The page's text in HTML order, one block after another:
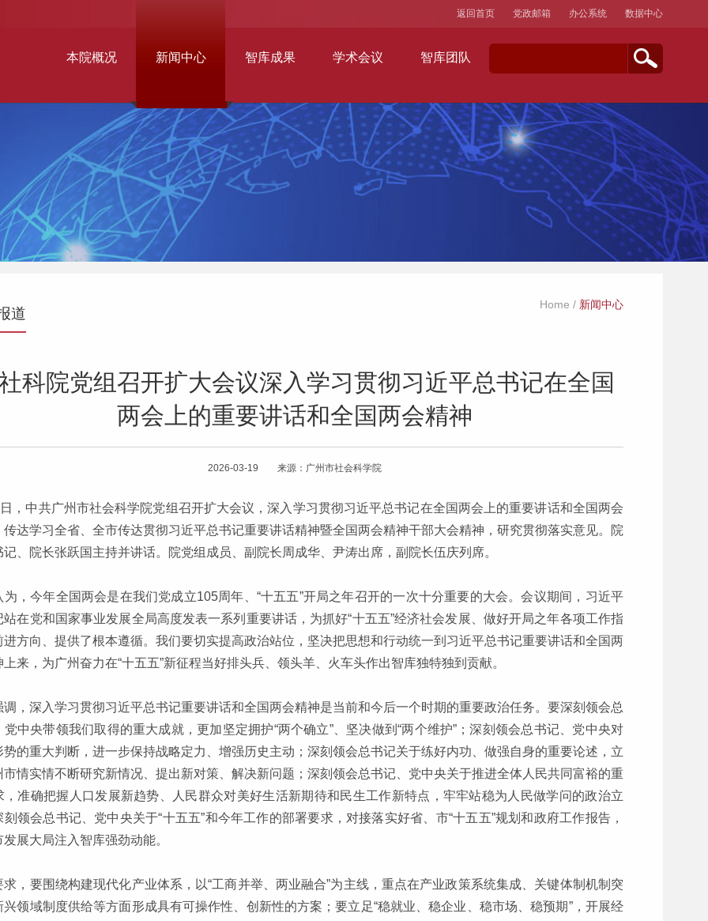
本院概况 新闻中心 智库成果 学术会议 智库团队
返回首页 党政邮箱 办公系统 数据中心
道
Home / 新闻中心
科院党组召开扩大会议深入学习贯彻习近平总书记在全国
两会上的重要讲话和全国两会精神
2026-03-19 来源：广州市社会科学院
，中共广州市社会科学院党组召开扩大会议，深入学习贯彻习近平总书记在全国两会上的重要讲话和全国两会
传达学习全省、全市传达贯彻习近平总书记重要讲话精神暨全国两会精神干部大会精神，研究贯彻落实意见。院
记、院长张跃国主持并讲话。院党组成员、副院长周成华、尹涛出席，副院长伍庆列席。
为，今年全国两会是在我们党成立105周年、“十五五”开局之年召开的一次十分重要的大会。会议期间，习近平
站在党和国家事业发展全局高度发表一系列重要讲话，为抓好“十五五”经济社会发展、做好开局之年各项工作指
进方向、提供了根本遵循。我们要切实提高政治站位，坚决把思想和行动统一到习近平总书记重要讲话和全国两
上来，为广州奋力在“十五五”新征程当好排头兵、领头羊、火车头作出智库独特独到贡献。
调，深入学习贯彻习近平总书记重要讲话和全国两会精神是当前和今后一个时期的重要政治任务。要深刻领会总
党中央带领我们取得的重大成就，更加坚定拥护“两个确立”、坚决做到“两个维护”；深刻领会总书记、党中央对
势的重大判断，进一步保持战略定力、增强历史主动；深刻领会总书记关于练好内功、做强自身的重要论述，立
市情实情不断研究新情况、提出新对策、解决新问题；深刻领会总书记、党中央关于推进全体人民共同富裕的重
，准确把握人口发展新趋势、人民群众对美好生活新期待和民生工作新特点，牢牢站稳为人民做学问的政治立
刻领会总书记、党中央关于“十五五”和今年工作的部署要求，对接落实好省、市“十五五”规划和政府工作报告，
展大局注入智库强劲动能。
求，要围绕构建现代化产业体系，以“工商并举、两业融合”为主线，重点在产业政策系统集成、关键体制机制突
兴领域制度供给等方面形成具有可操作性、创新性的方案；要立足“稳就业、稳企业、稳市场、稳预期”，开展经